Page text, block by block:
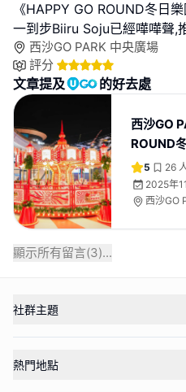
《HAPPY GO ROUND冬日
一到步Biiru Soju已經嘩嘩聲,
西沙GO PARK 中央廣場
評分
文章提及 的好去處
西沙GO
ROUND
5 26
2025年
西沙GO
顯示所有留言(3)...
社群主題
熱門地點